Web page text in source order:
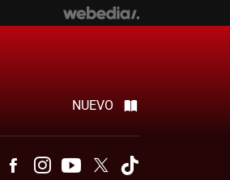
NUEVO
TelegramFacebookInstagramYoutubeTwitter